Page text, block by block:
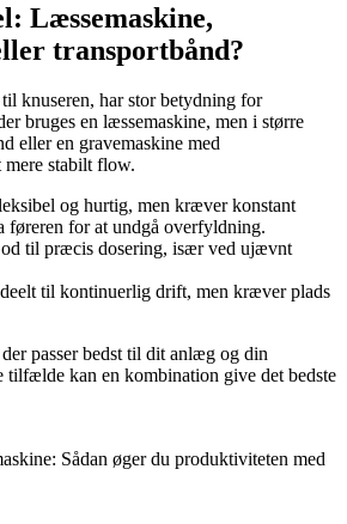
Læssemaskine,
transportbånd?
knuseren, har stor betydning for
bruges en læssemaskine, men i større
eller en gravemaskine med
stabilt flow.
og hurtig, men kræver konstant
føreren for at undgå overfyldning.
til præcis dosering, især ved ujævnt
til kontinuerlig drift, men kræver plads
passer bedst til dit anlæg og din
tilfælde kan en kombination give det bedste
Sådan øger du produktiviteten med